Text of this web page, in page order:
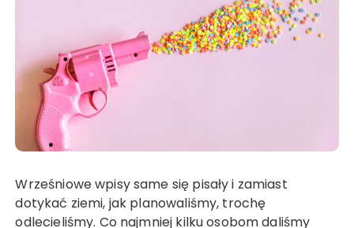
Wrześniowe wpisy same się pisały i zamiast
dotykać ziemi, jak planowaliśmy, trochę
odlecieliśmy. Co najmniej kilku osobom daliśmy